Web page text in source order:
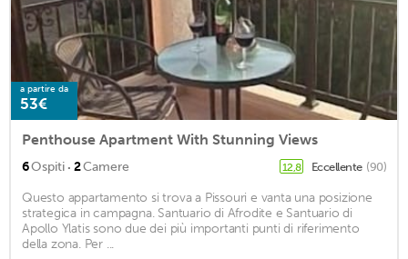
a partire da
53€
Penthouse Apartment With Stunning Views
6Ospiti · 2Camere 12,8 Eccellente (90)
Questo appartamento si trova a Pissouri e vanta una posizione
strategica in campagna. Santuario di Afrodite e Santuario di
Apollo Ylatis sono due dei più importanti punti di riferimento
della zona. Per ...